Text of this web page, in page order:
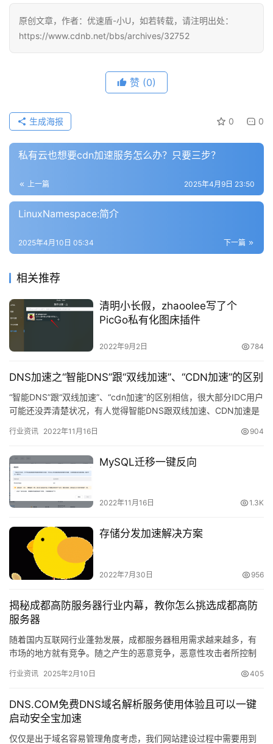
社
区
动
态
原创文章，作者：优速盾-小U，如若转载，请注明出处：
https://www.cdnb.net/bbs/archives/32752
赞 (0)
0 0
生成海报
私有云也想要cdn加速服务怎么办？只要三步？
上一篇 2025年4月9日 23:50
LinuxNamespace:简介
下一篇
2025年4月10日 05:34
相关推荐
清明小长假，zhaoolee写了个
PicGo私有化图床插件
2022年9月2日 784
DNS加速之“智能DNS”跟“双线加速”、“CDN加速”的区别
“智能DNS”跟“双线加速”、“cdn加速”的区别相信，很大部分IDC用户
可能还没弄清楚状况，有人觉得智能DNS跟双线加速、CDN加速是
行业资讯 2022年11月16日 904
MySQL迁移一键反向
2022年11月16日 1.3K
存储分发加速解决方案
2022年7月30日 956
揭秘成都高防服务器行业内幕，教你怎么挑选成都高防
服务器
随着国内互联网行业蓬勃发展，成都服务器租用需求越来越多，有
市场的地方就有竞争。随之产生的恶意竞争，恶意性攻击者所控制
各业的…
行业资讯 2025年2月10日 405
DNS.COM免费DNS域名解析服务使用体验且可以一键
启动安全宝加速
仅仅是出于域名容易管理角度考虑，我们网站建设过程中需要用到